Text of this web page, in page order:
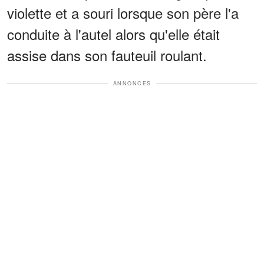
violette et a souri lorsque son père l'a
conduite à l'autel alors qu'elle était
assise dans son fauteuil roulant.
ANNONCES